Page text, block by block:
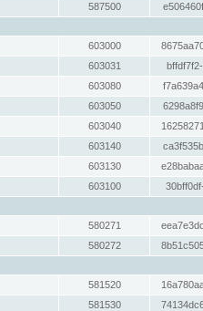
587500
603000
603031
603080
603050
603040
603140
603130
603100
580271
580272
581520
581530